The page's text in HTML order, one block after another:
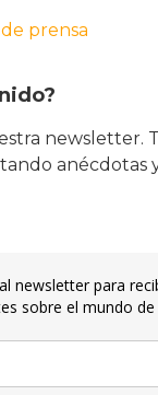
prensa
newsletter.
anécdotas
newsletter para
sobre el mundo